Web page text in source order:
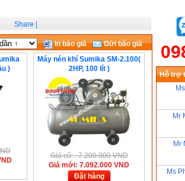
Share
In báo giá
Gửi báo giá
)
Máy nén khí Sumika SM-2.100(
2HP, 100 lít )
Giá cũ: : 7.200.000 VND
Giá mới: 7.092.000 VND
Đặt hàng
Hỗ trợ
Mr
Mr
Ms